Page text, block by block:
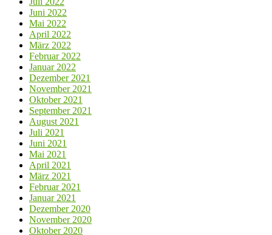
Juni 2022
Mai 2022
April 2022
März 2022
Februar 2022
Januar 2022
Dezember 2021
November 2021
Oktober 2021
September 2021
August 2021
Juli 2021
Juni 2021
Mai 2021
April 2021
März 2021
Februar 2021
Januar 2021
Dezember 2020
November 2020
Oktober 2020